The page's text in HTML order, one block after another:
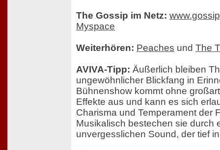
The Gossip im Netz:
Myspace
Weiterhören: Peaches und The
AVIVA-Tipp: Äußerlich bleiben
ungewöhnlicher Blickfang in
Bühnenshow kommt ohne
Effekte aus und kann es sich
Charisma und Temperament der
Musikalisch bestechen sie durch
unvergesslichen Sound, der tief